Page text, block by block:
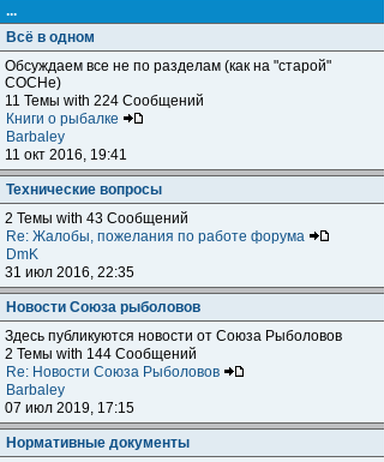
...
Всё в одном
Обсуждаем все не по разделам (как на "старой"
СОСНе)
11 Темы with 224 Сообщений
Книги о рыбалке
Barbaley
11 окт 2016, 19:41
Технические вопросы
2 Темы with 43 Сообщений
Re: Жалобы, пожелания по работе форума
DmK
31 июл 2016, 22:35
Новости Союза рыболовов
Здесь публикуются новости от Союза Рыболовов
2 Темы with 144 Сообщений
Re: Новости Союза Рыболовов
Barbaley
07 июл 2019, 17:15
Нормативные документы